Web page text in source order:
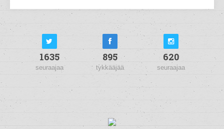
1635
seuraajaa
895
tykkääjää
620
seuraajaa